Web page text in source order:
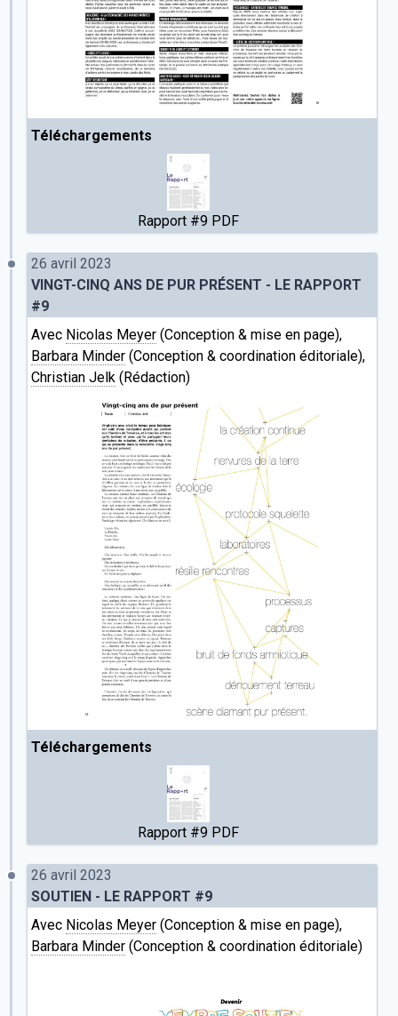
Téléchargements
Rapport #9 PDF
26 avril 2023
VINGT-CINQ ANS DE PUR PRÉSENT - LE RAPPORT
#9
Avec Nicolas Meyer (Conception & mise en page),
Barbara Minder (Conception & coordination éditoriale),
Christian Jelk (Rédaction)
Téléchargements
Rapport #9 PDF
26 avril 2023
SOUTIEN - LE RAPPORT #9
Avec Nicolas Meyer (Conception & mise en page),
Barbara Minder (Conception & coordination éditoriale)